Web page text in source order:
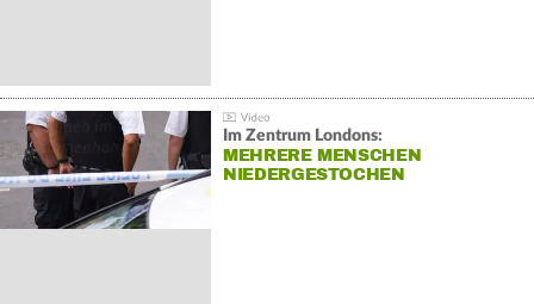
Im Zentrum Londons:
MEHRERE MENSCHEN
NIEDERGESTOCHEN